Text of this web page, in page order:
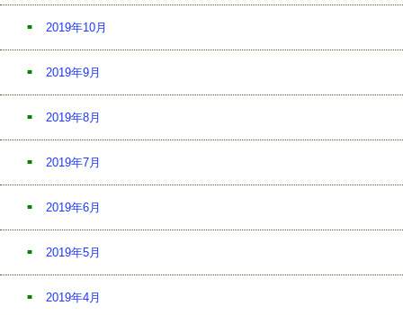
2019年10月
2019年9月
2019年8月
2019年7月
2019年6月
2019年5月
2019年4月